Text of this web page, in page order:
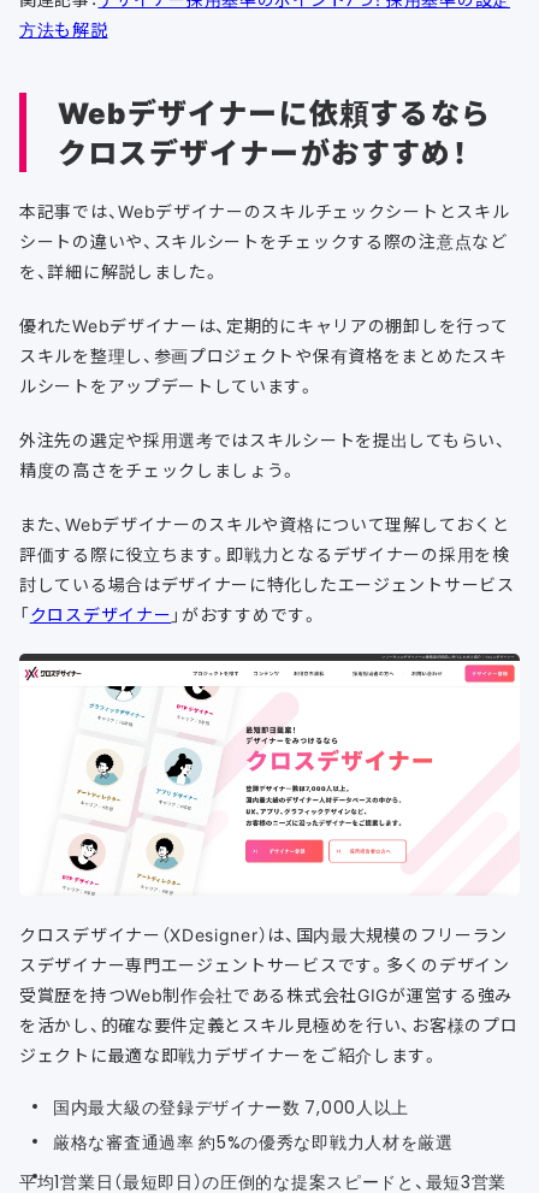
方法も解説
Webデザイナーに依頼するなら
クロスデザイナーがおすすめ！
本記事では、Webデザイナーのスキルチェックシートとスキル
シートの違いや、スキルシートをチェックする際の注意点など
を、詳細に解説しました。
優れたWebデザイナーは、定期的にキャリアの棚卸しを行って
スキルを整理し、参画プロジェクトや保有資格をまとめたスキ
ルシートをアップデートしています。
外注先の選定や採用選考ではスキルシートを提出してもらい、
精度の高さをチェックしましょう。
また、Webデザイナーのスキルや資格について理解しておくと
評価する際に役立ちます。即戦力となるデザイナーの採用を検
討している場合はデザイナーに特化したエージェントサービス
「クロスデザイナー 」がおすすめです。
クロスデザイナー（XDesigner）は、国内最大規模のフリーラン
スデザイナー専門エージェントサービスです。多くのデザイン
受賞歴を持つWeb制作会社である株式会社GIGが運営する強み
を活かし、的確な要件定義とスキル見極めを行い、お客様のプロ
ジェクトに最適な即戦力デザイナーをご紹介します。
国内最大級の登録デザイナー数 7,000人以上
厳格な審査通過率 約5%の優秀な即戦力人材を厳選
平均1営業日（最短即日）の圧倒的な提案スピードと、最短3営業